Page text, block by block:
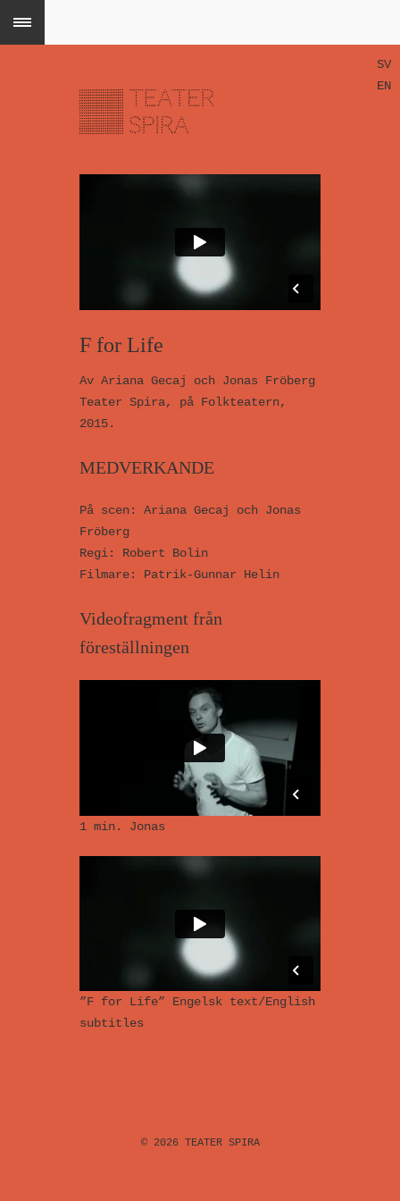
SV
EN
F for Life
Av Ariana Gecaj och Jonas Fröberg
Teater Spira, på Folkteatern,
2015.
MEDVERKANDE
På scen: Ariana Gecaj och Jonas
Fröberg
Regi: Robert Bolin
Filmare: Patrik-Gunnar Helin
Videofragment från
föreställningen
1 min. Jonas
”F for Life” Engelsk text/English
subtitles
© 2026 TEATER SPIRA